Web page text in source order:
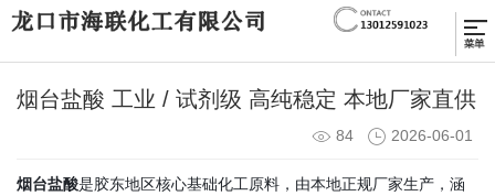
烟台盐酸 工业 / 试剂级 高纯稳定 本地厂家直供
84 2026-06-01
烟台盐酸是胶东地区核心基础化工原料，由本地正规厂家生产，涵